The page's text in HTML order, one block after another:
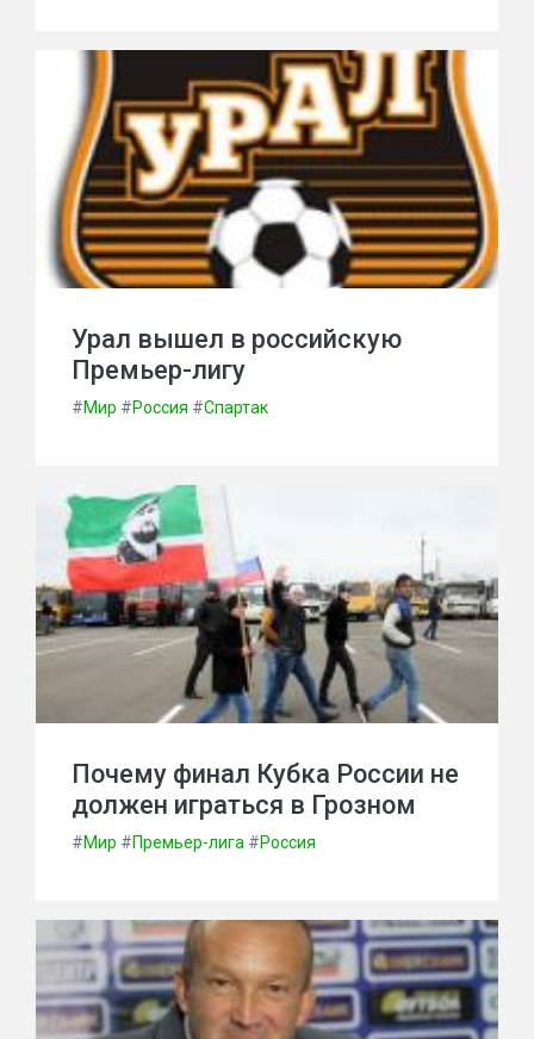
Урал вышел в российскую
Премьер-лигу
#Мир #Россия #Спартак
Почему финал Кубка России не
должен играться в Грозном
#Мир #Премьер-лига #Россия